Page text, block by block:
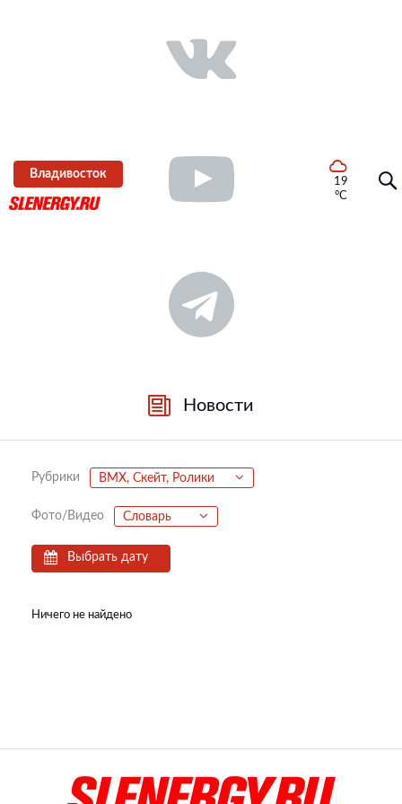
Владивосток
19
°C
Новости
Рубрики BMX, Скейт, Ролики
Фото/Видео Словарь
Выбрать дату
Ничего не найдено